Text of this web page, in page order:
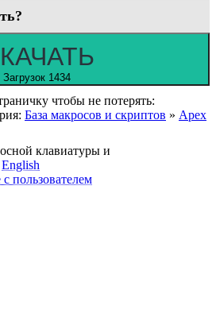
Загрузок 1434
чтобы не потерять:
База макросов и скриптов » Apex
клавиатуры и
English
пользователем